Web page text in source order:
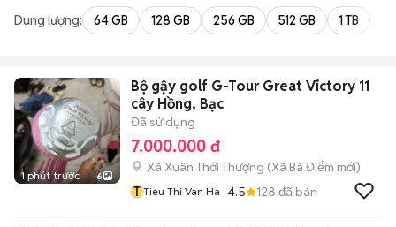
Dung lượng: 64 GB 128 GB 256 GB 512 GB 1 TB
1 phút trước 6
Bộ gậy golf G-Tour Great Victory 11
cây Hồng, Bạc
Đã sử dụng
7.000.000 đ
Xã Xuân Thới Thượng (Xã Bà Điểm mới)
T Tieu Thi Van Ha 4.5 128 đã bán